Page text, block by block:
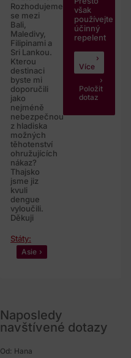
Rozhodujeme
se mezi
Bali,
Maledivy,
Filipinami a
Sri Lankou.
Kterou
destinaci
byste mi
doporučili
jako
nejméně
nebezpečnou
z hladiska
možných
těhotenství
ohružujících
nákaz?
Thajsko
jsme jiz
kvuli
dengue
vyloučili.
Děkuji
Státy:
Asie
však
používejte
účinný
repelent
Více
Položit
dotaz
Naposledy
navštívené dotazy
Od: Hana